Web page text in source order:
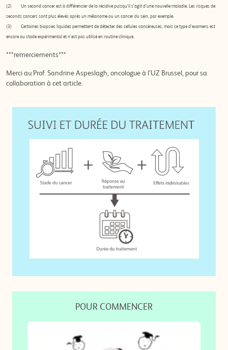
(2) Un second cancer est à différencier de la récidive puisqu’il s’agit d’une nouvelle maladie. Les risques de
seconds cancers sont plus élevés après un mélanome ou un cancer du sein, par exemple.
(3) Certaines biopsies liquides permettent de détecter des cellules cancéreuses, mais ce type d’examens est
encore au stade expérimental et n’est pas utilisé en routine clinique.
***remerciements***
Merci au Prof. Sandrine Aspeslagh, oncologue à l’UZ Brussel, pour sa
collaboration à cet article.
POUR COMMENCER